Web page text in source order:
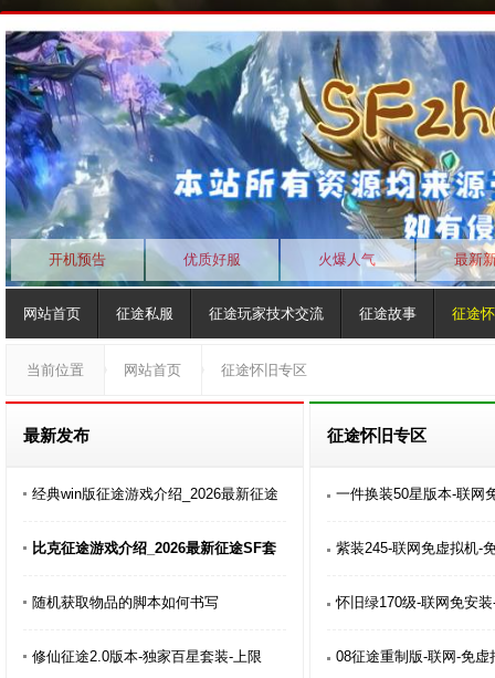
开机预告 优质好服 火爆人气 最新
网站首页 征途私服 征途玩家技术交流 征途故事 征途
当前位置 网站首页 征途怀旧专区
最新发布
经典win版征途游戏介绍_2026最新征途
比克征途游戏介绍_2026最新征途SF套
随机获取物品的脚本如何书写
修仙征途2.0版本-独家百星套装-上限
征途怀旧专区
一件换装50星版本-联网
紫装245-联网免虚拟机-
怀旧绿170级-联网免安
08征途重制版-联网-免